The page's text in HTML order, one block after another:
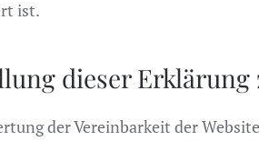
ist.
dieser
der Vereinbarkeit der